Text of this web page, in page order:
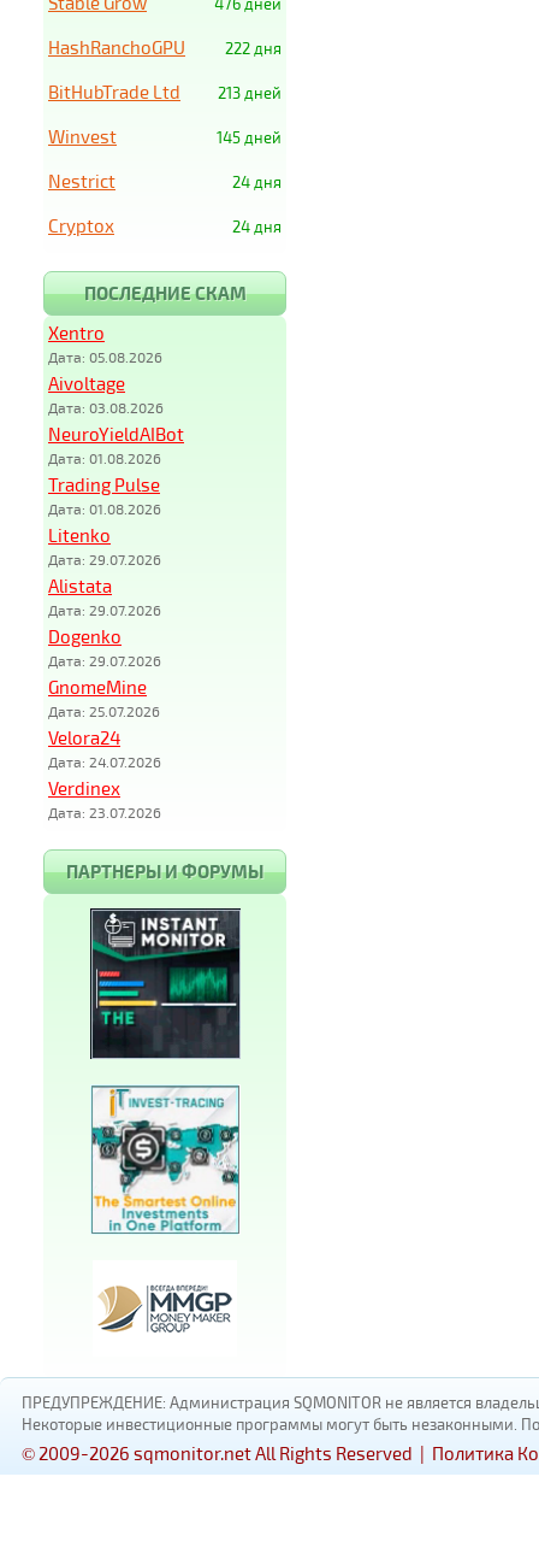
222 дня
HashRanchoGPU
213 дней
BitHubTrade Ltd
145 дней
Winvest
24 дня
Nestrict
24 дня
Cryptox
ПОСЛЕДНИЕ СКАМ
Xentro
Дата: 05.08.2026
Aivoltage
Дата: 03.08.2026
NeuroYieldAIBot
Дата: 01.08.2026
Trading Pulse
Дата: 01.08.2026
Litenko
Дата: 29.07.2026
Alistata
Дата: 29.07.2026
Dogenko
Дата: 29.07.2026
GnomeMine
Дата: 25.07.2026
Velora24
Дата: 24.07.2026
Verdinex
Дата: 23.07.2026
ПАРТНЕРЫ И ФОРУМЫ
ПРЕДУПРЕЖДЕНИЕ: Администрация SQMONITOR не является
Некоторые инвестиционные программы могут быть незаконными.
© 2009-2026 sqmonitor.net All Rights Reserved | Политика